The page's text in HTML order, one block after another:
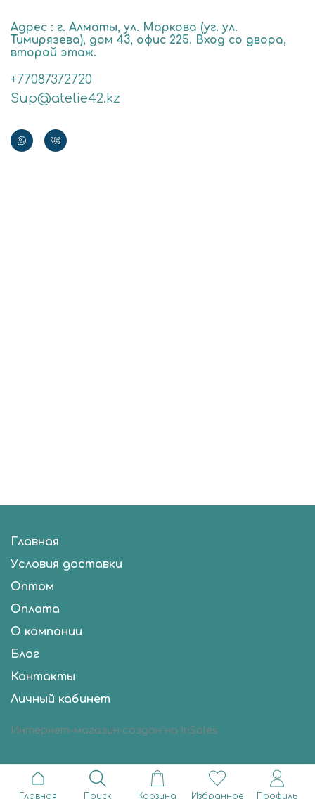
Адрес : г. Алматы, ул. Маркова (уг. ул.
Тимирязева), дом 43, офис 225. Вход со двора,
второй этаж.
+77087372720
Sup@atelie42.kz
Главная
Условия доставки
Оптом
Оплата
О компании
Блог
Контакты
Личный кабинет
Интернет-магазин создан на InSales
Главная Поиск Корзина Избранное Профиль